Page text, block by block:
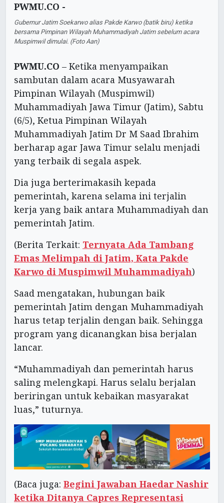
PWMU.CO -
Gubernur Jatim Soekarwo alias Pakde Karwo (batik biru) ketika
bersama Pimpinan Wilayah Muhammadiyah Jatim sebelum acara
Muspimwil dimulai. (Foto Aan)
PWMU.CO – Ketika menyampaikan
sambutan dalam acara Musyawarah
Pimpinan Wilayah (Muspimwil)
Muhammadiyah Jawa Timur (Jatim), Sabtu
(6/5), Ketua Pimpinan Wilayah
Muhammadiyah Jatim Dr M Saad Ibrahim
berharap agar Jawa Timur selalu menjadi
yang terbaik di segala aspek.
Dia juga berterimakasih kepada
pemerintah, karena selama ini terjalin
kerja yang baik antara Muhammadiyah dan
pemerintah Jatim.
(Berita Terkait: Ternyata Ada Tambang
Emas Melimpah di Jatim, Kata Pakde
Karwo di Muspimwil Muhammadiyah)
Saad mengatakan, hubungan baik
pemerintah Jatim dengan Muhammadiyah
harus tetap terjalin dengan baik. Sehingga
program yang dicanangkan bisa berjalan
lancar.
“Muhammadiyah dan pemerintah harus
saling melengkapi. Harus selalu berjalan
beriringan untuk kebaikan masyarakat
luas,” tuturnya.
(Baca juga: Begini Jawaban Haedar Nashir
ketika Ditanya Capres Representasi